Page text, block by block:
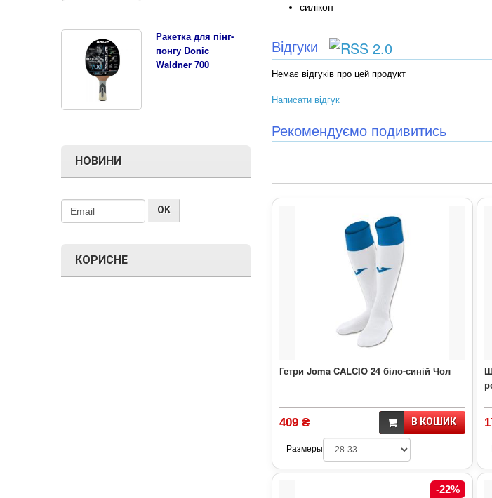
Ракетка для пінг-
понгу Donic
Waldner 700
НОВИНИ
КОРИСНЕ
силікон
Відгуки
Немає відгуків про цей продукт
Написати відгук
Рекомендуємо подивитись
Гетри Joma CALCIO 24 біло-синій Чол
409 ₴ В КОШИК
Размеры
-22%